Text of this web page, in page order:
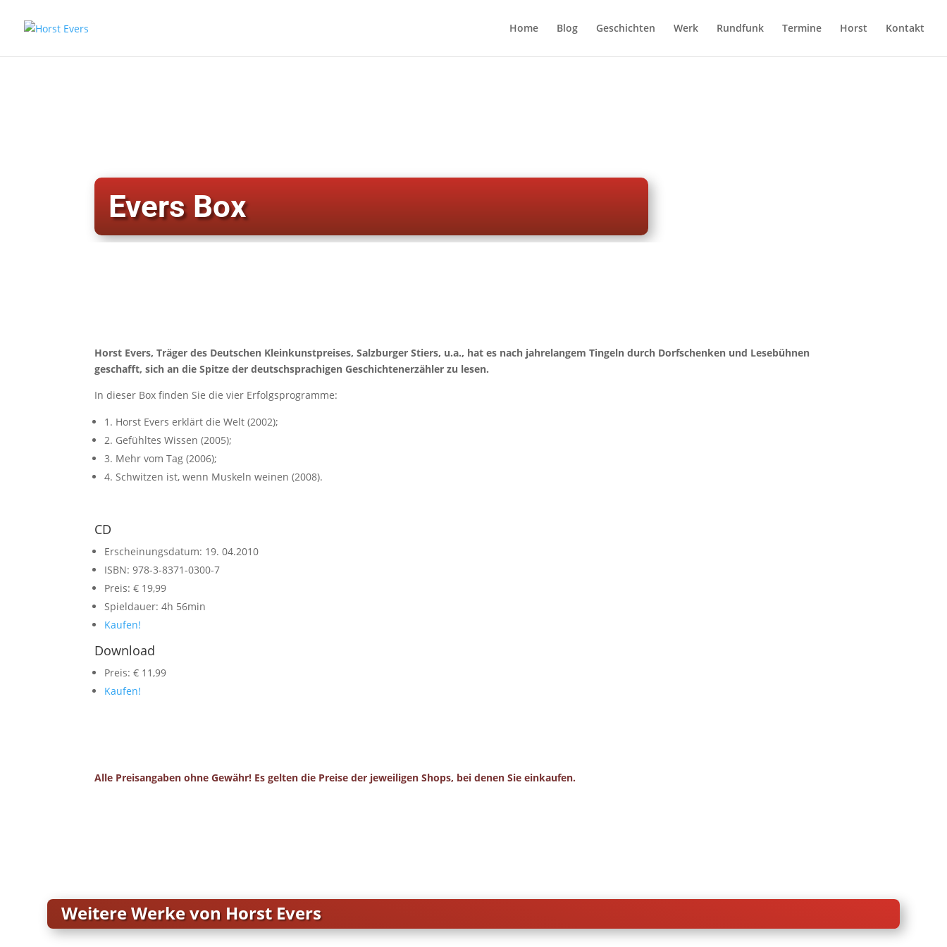
Home Blog Geschichten Werk Rundfunk Termine Horst Kontakt
Evers Box
Horst Evers, Träger des Deutschen Kleinkunstpreises, Salzburger Stiers, u.a., hat es nach jahrelangem Tingeln durch Dorfschenken und Lesebühnen
geschafft, sich an die Spitze der deutschsprachigen Geschichtenerzähler zu lesen.
In dieser Box finden Sie die vier Erfolgsprogramme:
1. Horst Evers erklärt die Welt (2002);
2. Gefühltes Wissen (2005);
3. Mehr vom Tag (2006);
4. Schwitzen ist, wenn Muskeln weinen (2008).
CD
Erscheinungsdatum: 19. 04.2010
ISBN: 978-3-8371-0300-7
Preis: € 19,99
Spieldauer: 4h 56min
Kaufen!
Download
Preis: € 11,99
Kaufen!
Alle Preisangaben ohne Gewähr! Es gelten die Preise der jeweiligen Shops, bei denen Sie einkaufen.
Weitere Werke von Horst Evers